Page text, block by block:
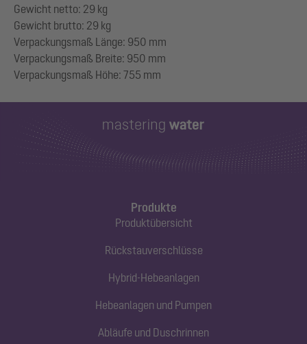
Gewicht netto: 29 kg
Gewicht brutto: 29 kg
Verpackungsmaß Länge: 950 mm
Verpackungsmaß Breite: 950 mm
Produkte
Produktübersicht
Rückstauverschlüsse
Hybrid-Hebeanlagen
Hebeanlagen und Pumpen
Abläufe und Duschrinnen